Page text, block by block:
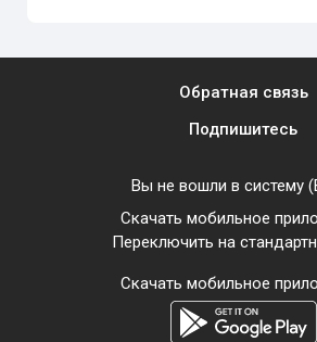
Обратная связь
Подпишитесь
Вы не вошли в систему (
Скачать мобильное
Переключить на
Скачать мобильное